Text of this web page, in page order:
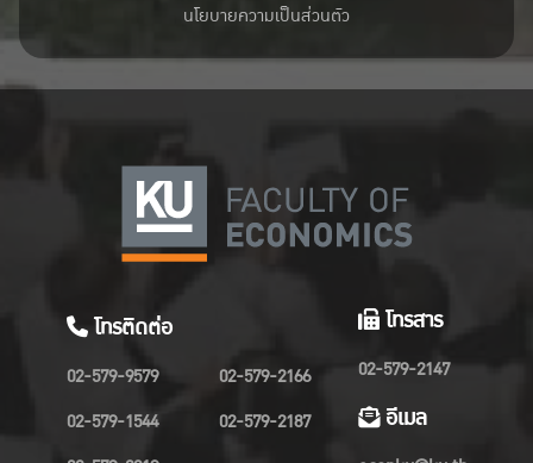
นโยบายความเป็นส่วนตัว
โทรติดต่อ
02-579-9579
02-579-1544
02-579-2166
02-579-2187
โทรสาร
02-579-2147
อีเมล